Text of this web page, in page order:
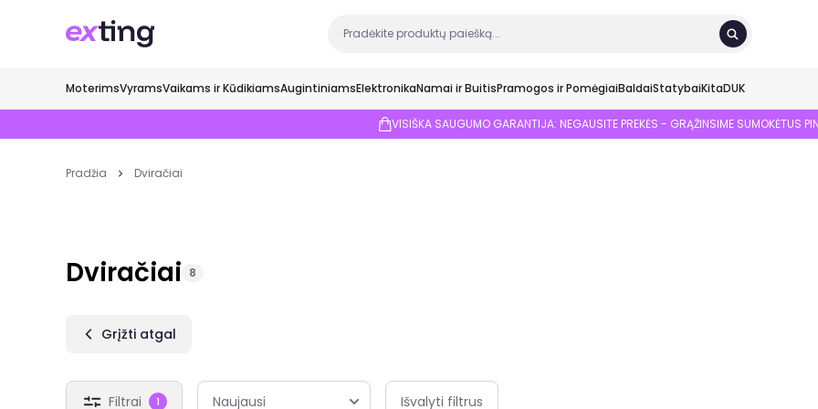
MoterimsVyramsVaikams ir KūdikiamsAugintiniamsElektronikaNamai ir BuitisPramogos ir PomėgiaiBaldaiStatybaiKitaDUK
VISIŠKA SAUGUMO GARANTIJA: NEGAUSITE PREKĖS - GRĄŽINSIME SUMOKĖTUS
Pradžia Dviračiai
Dviračiai 8
Grįžti atgal
Filtrai 1 Išvalyti filtrus